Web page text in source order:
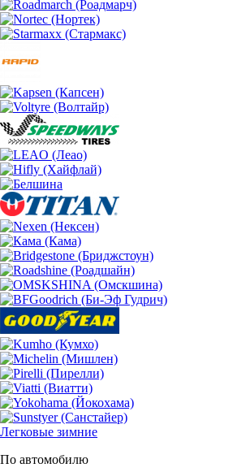
Легковые зимние
По автомобилю